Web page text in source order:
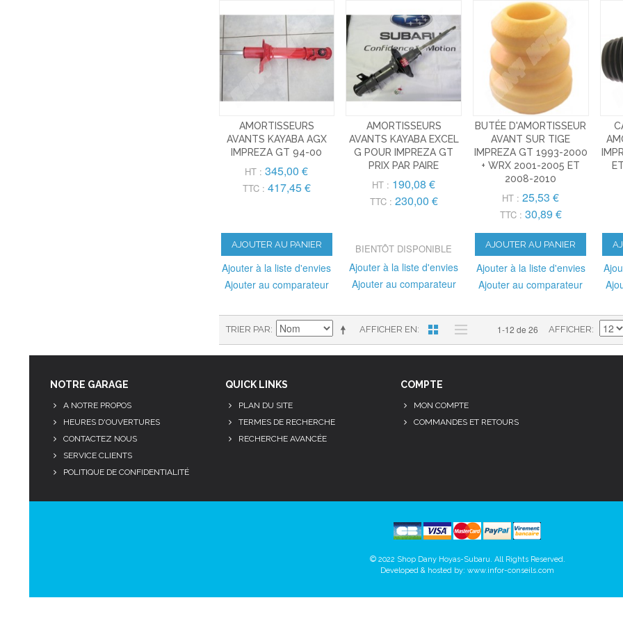
AMORTISSEURS
AVANTS KAYABA AGX
IMPREZA GT 94-00
HT : 345,00 €
TTC : 417,45 €
AJOUTER AU PANIER
Ajouter à la liste d'envies
Ajouter au comparateur
AMORTISSEURS
AVANTS KAYABA EXCEL
G POUR IMPREZA GT
PRIX PAR PAIRE
HT : 190,08 €
TTC : 230,00 €
BIENTÔT DISPONIBLE
Ajouter à la liste d'envies
Ajouter au comparateur
BUTÉE D'AMORTISSEUR
AVANT SUR TIGE
IMPREZA GT 1993-2000
+ WRX 2001-2005 ET
2008-2010
HT : 25,53 €
TTC : 30,89 €
AJOUTER AU PANIER
Ajouter à la liste d'envies
Ajouter au comparateur
AFFICHER EN
TRIER PAR 1-12 de 26 AFFICHER
NOTRE GARAGE
A NOTRE PROPOS
HEURES D'OUVERTURES
CONTACTEZ NOUS
SERVICE CLIENTS
POLITIQUE DE CONFIDENTIALITÉ
QUICK LINKS
PLAN DU SITE
TERMES DE RECHERCHE
RECHERCHE AVANCÉE
COMPTE
MON COMPTE
COMMANDES ET RETOURS
© 2022 Shop Dany Hoyas-Subaru. All Rights Reserved.
Developed & hosted by: www.infor-conseils.com